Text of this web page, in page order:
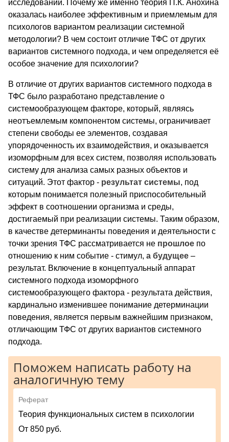
исследовании. Почему же именно теория П.К. Анохина
оказалась наиболее эффективным и приемлемым для
психологов вариантом реализации системной
методологии? В чем состоит отличие ТФС от других
вариантов системного подхода, и чем определяется её
особое значение для психологии?
В отличие от других вариантов системного подхода в
ТФС было разработано представление о
системообразующем факторе, который, являясь
неотъемлемым компонентом системы, ограничивает
степени свободы ее элементов, создавая
упорядоченность их взаимодействия, и оказывается
изоморфным для всех систем, позволяя использовать
систему для анализа самых разных объектов и
ситуаций. Этот фактор - результат системы, под
которым понимается полезный приспособительный
эффект в соотношении организма и среды,
достигаемый при реализации системы. Таким образом,
в качестве детерминанты поведения и деятельности с
точки зрения ТФС рассматривается не прошлое по
отношению к ним событие - стимул, а будущее –
результат. Включение в концептуальный аппарат
системного подхода изоморфного
системообразующего фактора - результата действия,
кардинально изменившее понимание детерминации
поведения, является первым важнейшим признаком,
отличающим ТФС от других вариантов системного
подхода.
Поможем написать работу на
аналогичную тему
Реферат
Теория функциональных систем в психологии
От 850 руб.